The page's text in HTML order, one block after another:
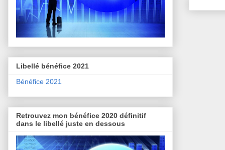
Libellé bénéfice 2021
Bénéfice 2021
Retrouvez mon bénéfice 2020 définitif
dans le libellé juste en dessous